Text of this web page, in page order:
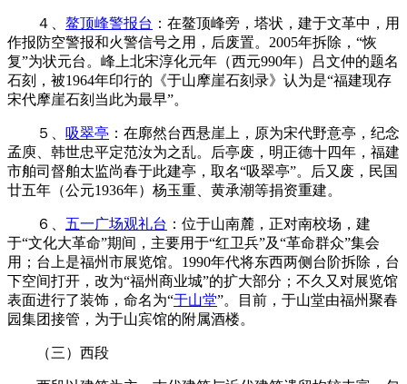
４、 鳌顶峰警报台 ：在鳌顶峰旁，塔状，建于文革中，用
作报防空警报和火警信号之用，后废置。2005年拆除，“恢
复”为状元台。 峰上北宋淳化元年（西元990年）吕文仲的题名
石刻，被1964年印行的《于山摩崖石刻录》认为是“福建现存
宋代摩崖石刻当此为最早”。
５、 吸翠亭 ：在廓然台西悬崖上，原为宋代野意亭，纪念
孟庾、韩世忠平定范汝为之乱。后亭废，明正德十四年，福建
市舶司督舶太监尚春于此建亭，取名“吸翠亭”。后又废，民国
廿五年（公元1936年）杨玉重、黄承潮等捐资重建。
６、 五一广场观礼台 ：位于山南麓，正对南校场，建
于“文化大革命”期间，主要用于“红卫兵”及“革命群众”集会
用；台上是福州市展览馆。1990年代将东西两侧台阶拆除，台
下空间打开，改为“福州商业城”的扩大部分；不久又对展览馆
表面进行了装饰，命名为“于山堂”。目前，于山堂由福州聚春
园集团接管，为于山宾馆的附属酒楼。
（三）西段